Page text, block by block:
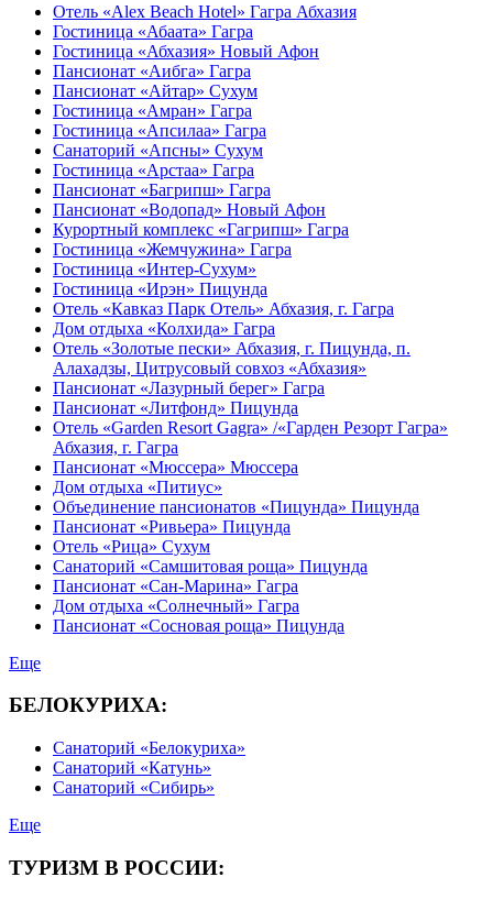
Отель «Alex Beach Hotel» Гагра Абхазия
Гостиница «Абаата» Гагра
Гостиница «Абхазия» Новый Афон
Пансионат «Аибга» Гагра
Пансионат «Айтар» Сухум
Гостиница «Амран» Гагра
Гостиница «Апсилаа» Гагра
Санаторий «Апсны» Сухум
Гостиница «Арстаа» Гагра
Пансионат «Багрипш» Гагра
Пансионат «Водопад» Новый Афон
Курортный комплекс «Гагрипш» Гагра
Гостиница «Жемчужина» Гагра
Гостиница «Интер-Сухум»
Гостиница «Ирэн» Пицунда
Отель «Кавказ Парк Отель» Абхазия, г. Гагра
Дом отдыха «Колхида» Гагра
Отель «Золотые пески» Абхазия, г. Пицунда, п.
Алахадзы, Цитрусовый совхоз «Абхазия»
Пансионат «Лазурный берег» Гагра
Пансионат «Литфонд» Пицунда
Отель «Garden Resort Gagra» /«Гарден Резорт Гагра»
Абхазия, г. Гагра
Пансионат «Мюссера» Мюссера
Дом отдыха «Питиус»
Объединение пансионатов «Пицунда» Пицунда
Пансионат «Ривьера» Пицунда
Отель «Рица» Сухум
Санаторий «Самшитовая роща» Пицунда
Пансионат «Сан-Марина» Гагра
Дом отдыха «Солнечный» Гагра
Пансионат «Сосновая роща» Пицунда
Еще
БЕЛОКУРИХА:
Санаторий «Белокуриха»
Санаторий «Катунь»
Санаторий «Сибирь»
Еще
ТУРИЗМ В РОССИИ: